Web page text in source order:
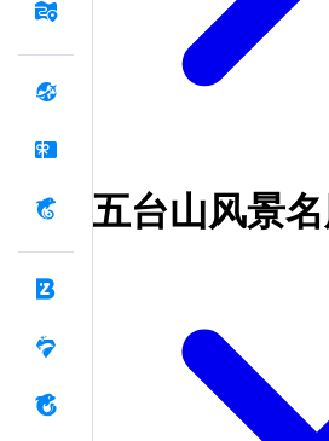
五台山风景